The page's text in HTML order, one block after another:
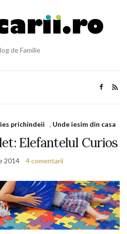
de Familie
prichindeii , Unde iesim din casa
Elefantelul Curios
2014 4 comentarii